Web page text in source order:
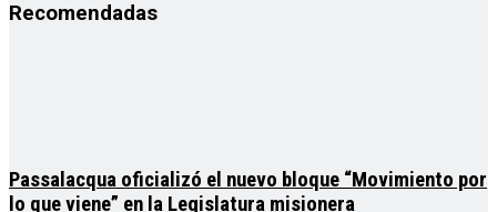
Recomendadas
Passalacqua oficializó el nuevo bloque “Movimiento por
lo que viene” en la Legislatura misionera